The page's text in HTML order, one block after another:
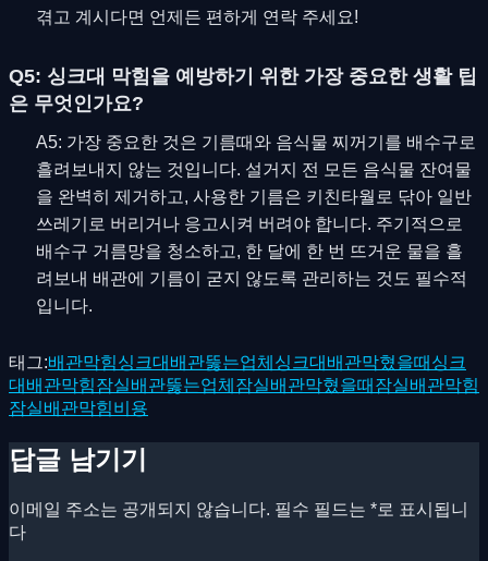
겪고 계시다면 언제든 편하게 연락 주세요!
Q5: 싱크대 막힘을 예방하기 위한 가장 중요한 생활 팁
은 무엇인가요?
A5: 가장 중요한 것은 기름때와 음식물 찌꺼기를 배수구로
흘려보내지 않는 것입니다. 설거지 전 모든 음식물 잔여물
을 완벽히 제거하고, 사용한 기름은 키친타월로 닦아 일반
쓰레기로 버리거나 응고시켜 버려야 합니다. 주기적으로
배수구 거름망을 청소하고, 한 달에 한 번 뜨거운 물을 흘
려보내 배관에 기름이 굳지 않도록 관리하는 것도 필수적
입니다.
태그:배관막힘싱크대배관뚫는업체 싱크대배관막혔을때 싱크
대배관막힘잠실배관뚫는업체 잠실배관막혔을때 잠실배관막힘
잠실배관막힘비용
답글 남기기
이메일 주소는 공개되지 않습니다. 필수 필드는 *로 표시됩니
다